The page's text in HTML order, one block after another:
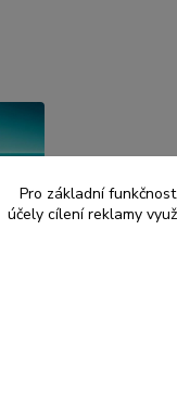
Pro základní
účely cílení reklamy